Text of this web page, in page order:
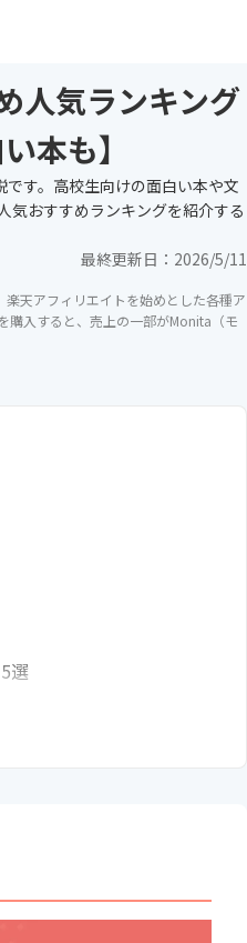
人気ランキング
本も】
す。高校生向けの面白い本や文
気おすすめランキングを紹介する
最終更新日： 2026/5/11
天アフィリエイトを始めとした各種ア
購入すると、売上の一部がMonita（モ
選